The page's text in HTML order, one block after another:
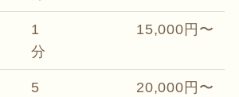
1
分
15,000円〜
5
20,000円〜